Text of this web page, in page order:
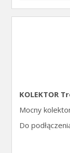
KOLEKTOR
Mocny
Do